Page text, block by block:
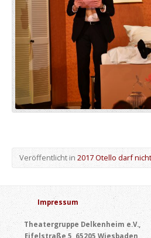
Veröffentlicht in2017 Otello darf
Impressum
Theatergruppe Delkenheim e.V.,
Eifelstraße 5, 65205 Wiesbaden,